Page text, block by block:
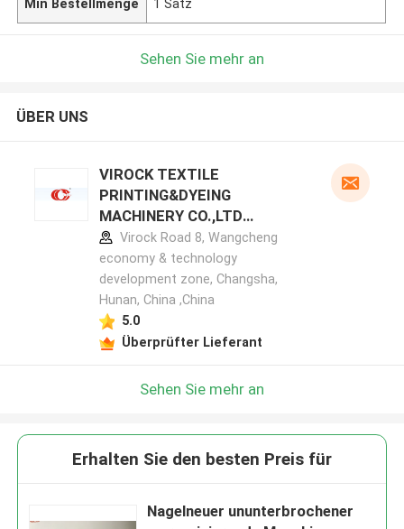
Min Bestellmenge 1 Satz
Sehen Sie mehr an
ÜBER UNS
VIROCK TEXTILE
PRINTING&DYEING
MACHINERY CO.,LTD
Herstellerprofil
Virock Road 8, Wangcheng
economy & technology
development zone, Changsha,
Hunan, China ,China
5.0
Überprüfter Lieferant
Sehen Sie mehr an
Erhalten Sie den besten Preis für
Nagelneuer ununterbrochener